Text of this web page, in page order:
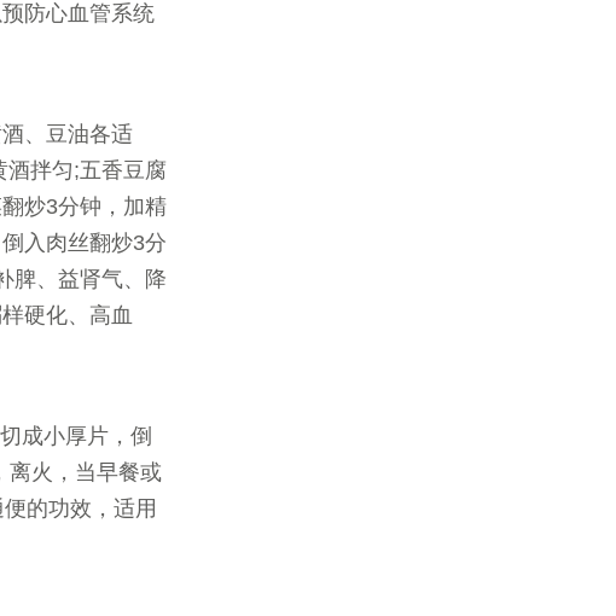
防心血管系统
、豆油各适
拌匀;五香豆腐
炒3分钟，加精
入肉丝翻炒3分
脾、益肾气、降
硬化、高血
成小厚片，倒
离火，当早餐或
的功效，适用